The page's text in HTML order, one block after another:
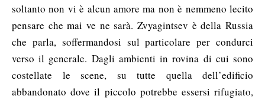
soltanto non vi è alcun amore ma non è nemmeno lecito
pensare che mai ve ne sarà. Zvyagintsev è della Russia
che parla, soffermandosi sul particolare per condurci
verso il generale. Dagli ambienti in rovina di cui sono
costellate le scene, su tutte quella dell’edificio
abbandonato dove il piccolo potrebbe essersi rifugiato,